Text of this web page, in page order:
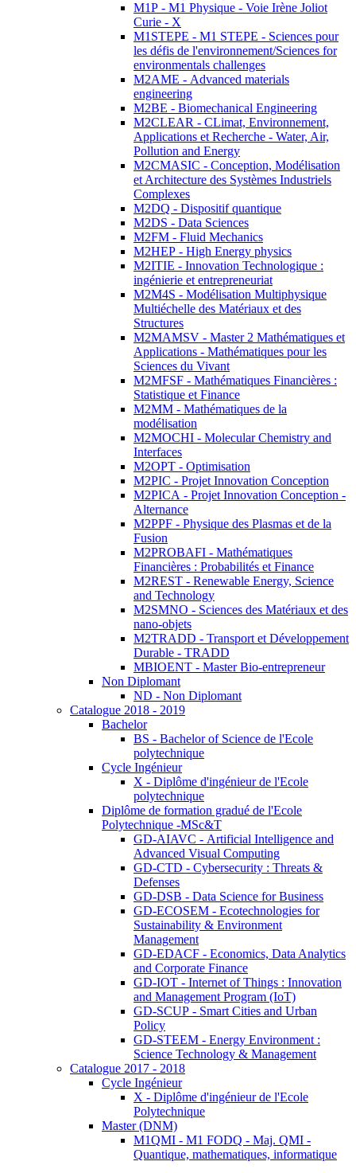
M1P - M1 Physique - Voie Irène Joliot
Curie - X
M1STEPE - M1 STEPE - Sciences pour
les défis de l'environnement/Sciences for
environmentals challenges
M2AME - Advanced materials
engineering
M2BE - Biomechanical Engineering
M2CLEAR - CLimat, Environnement,
Applications et Recherche - Water, Air,
Pollution and Energy
M2CMASIC - Conception, Modélisation
et Architecture des Systèmes Industriels
Complexes
M2DQ - Dispositif quantique
M2DS - Data Sciences
M2FM - Fluid Mechanics
M2HEP - High Energy physics
M2ITIE - Innovation Technologique :
ingénierie et entrepreneuriat
M2M4S - Modélisation Multiphysique
Multiéchelle des Matériaux et des
Structures
M2MAMSV - Master 2 Mathématiques et
Applications - Mathématiques pour les
Sciences du Vivant
M2MFSF - Mathématiques Financières :
Statistique et Finance
M2MM - Mathématiques de la
modélisation
M2MOCHI - Molecular Chemistry and
Interfaces
M2OPT - Optimisation
M2PIC - Projet Innovation Conception
M2PICA - Projet Innovation Conception -
Alternance
M2PPF - Physique des Plasmas et de la
Fusion
M2PROBAFI - Mathématiques
Financières : Probabilités et Finance
M2REST - Renewable Energy, Science
and Technology
M2SMNO - Sciences des Matériaux et des
nano-objets
M2TRADD - Transport et Développement
Durable - TRADD
MBIOENT - Master Bio-entrepreneur
Non Diplomant
ND - Non Diplomant
Catalogue 2018 - 2019
Bachelor
BS - Bachelor of Science de l'Ecole
polytechnique
Cycle Ingénieur
X - Diplôme d'ingénieur de l'Ecole
polytechnique
Diplôme de formation gradué de l'Ecole
Polytechnique -MSc&T
GD-AIAVC - Artificial Intelligence and
Advanced Visual Computing
GD-CTD - Cybersecurity : Threats &
Defenses
GD-DSB - Data Science for Business
GD-ECOSEM - Ecotechnologies for
Sustainability & Environment
Management
GD-EDACF - Economics, Data Analytics
and Corporate Finance
GD-IOT - Internet of Things : Innovation
and Management Program (IoT)
GD-SCUP - Smart Cities and Urban
Policy
GD-STEEM - Energy Environment :
Science Technology & Management
Catalogue 2017 - 2018
Cycle Ingénieur
X - Diplôme d'ingénieur de l'Ecole
Polytechnique
Master (DNM)
M1QMI - M1 FODQ - Maj. QMI -
Quantique, mathematiques, informatique